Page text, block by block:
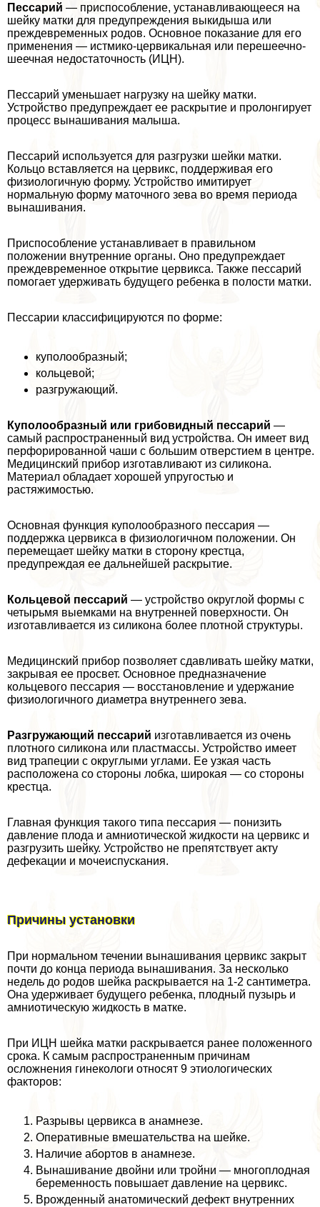
Пессарий — приспособление, устанавливающееся на
шейку матки для предупреждения выкидыша или
преждевременных родов. Основное показание для его
применения — истмико-цервикальная или перешеечно-
шеечная недостаточность (ИЦН).
Пессарий уменьшает нагрузку на шейку матки.
Устройство предупреждает ее раскрытие и пролонгирует
процесс вынашивания малыша.
Пессарий используется для разгрузки шейки матки.
Кольцо вставляется на цервикс, поддерживая его
физиологичную форму. Устройство имитирует
нормальную форму маточного зева во время периода
вынашивания.
Приспособление устанавливает в правильном
положении внутренние органы. Оно предупреждает
преждевременное открытие цервикса. Также пессарий
помогает удерживать будущего ребенка в полости матки.
Пессарии классифицируются по форме:
куполообразный;
кольцевой;
разгружающий.
Куполообразный или грибовидный пессарий —
самый распространенный вид устройства. Он имеет вид
перфорированной чаши с большим отверстием в центре.
Медицинский прибор изготавливают из силикона.
Материал обладает хорошей упругостью и
растяжимостью.
Основная функция куполообразного пессария —
поддержка цервикса в физиологичном положении. Он
перемещает шейку матки в сторону крестца,
предупреждая ее дальнейшей раскрытие.
Кольцевой пессарий — устройство округлой формы с
четырьмя выемками на внутренней поверхности. Он
изготавливается из силикона более плотной структуры.
Медицинский прибор позволяет сдавливать шейку матки,
закрывая ее просвет. Основное предназначение
кольцевого пессария — восстановление и удержание
физиологичного диаметра внутреннего зева.
Разгружающий пессарий изготавливается из очень
плотного силикона или пластмассы. Устройство имеет
вид трапеции с округлыми углами. Ее узкая часть
расположена со стороны лобка, широкая — со стороны
крестца.
Главная функция такого типа пессария — понизить
давление плода и амниотической жидкости на цервикс и
разгрузить шейку. Устройство не препятствует акту
дефекации и мочеиспускания.
Причины установки
При нормальном течении вынашивания цервикс закрыт
почти до конца периода вынашивания. За несколько
недель до родов шейка раскрывается на 1-2 сантиметра.
Она удерживает будущего ребенка, плодный пузырь и
амниотическую жидкость в матке.
При ИЦН шейка матки раскрывается ранее положенного
срока. К самым распространенным причинам
осложнения гинекологи относят 9 этиологических
факторов:
Разрывы цервикса в анамнезе.
Оперативные вмешательства на шейке.
Наличие aбopтов в анамнезе.
Вынашивание двойни или тройни — многоплодная
беременность повышает давление на цервикс.
Врожденный анатомический дефект внутренних